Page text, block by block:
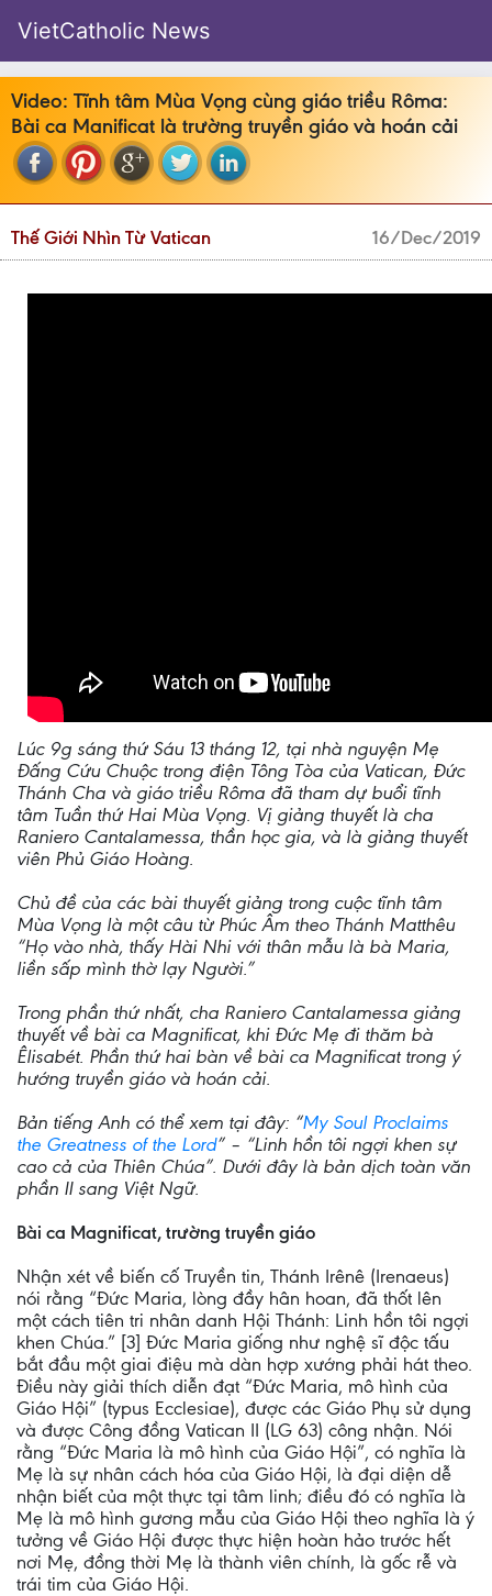
VietCatholic News
Video: Tĩnh tâm Mùa Vọng cùng giáo triều Rôma:
Bài ca Manificat là trường truyền giáo và hoán cải
Thế Giới Nhìn Từ Vatican 16/Dec/2019
Lúc 9g sáng thứ Sáu 13 tháng 12, tại nhà nguyện Mẹ
Đấng Cứu Chuộc trong điện Tông Tòa của Vatican, Đức
Thánh Cha và giáo triều Rôma đã tham dự buổi tĩnh
tâm Tuần thứ Hai Mùa Vọng. Vị giảng thuyết là cha
Raniero Cantalamessa, thần học gia, và là giảng thuyết
viên Phủ Giáo Hoàng.
Chủ đề của các bài thuyết giảng trong cuộc tĩnh tâm
Mùa Vọng là một câu từ Phúc Âm theo Thánh Matthêu
“Họ vào nhà, thấy Hài Nhi với thân mẫu là bà Maria,
liền sấp mình thờ lạy Người.”
Trong phần thứ nhất, cha Raniero Cantalamessa giảng
thuyết về bài ca Magnificat, khi Đức Mẹ đi thăm bà
Êlisabét. Phần thứ hai bàn về bài ca Magnificat trong ý
hướng truyền giáo và hoán cải.
Bản tiếng Anh có thể xem tại đây: “My Soul Proclaims
the Greatness of the Lord” – “Linh hồn tôi ngợi khen sự
cao cả của Thiên Chúa”. Dưới đây là bản dịch toàn văn
phần II sang Việt Ngữ.
Bài ca Magnificat, trường truyền giáo
Nhận xét về biến cố Truyền tin, Thánh Irênê (Irenaeus)
nói rằng “Đức Maria, lòng đầy hân hoan, đã thốt lên
một cách tiên tri nhân danh Hội Thánh: Linh hồn tôi ngợi
khen Chúa.” [3] Đức Maria giống như nghệ sĩ độc tấu
bắt đầu một giai điệu mà dàn hợp xướng phải hát theo.
Điều này giải thích diễn đạt “Đức Maria, mô hình của
Giáo Hội” (typus Ecclesiae), được các Giáo Phụ sử dụng
và được Công đồng Vatican II (LG 63) công nhận. Nói
rằng “Đức Maria là mô hình của Giáo Hội”, có nghĩa là
Mẹ là sự nhân cách hóa của Giáo Hội, là đại diện dễ
nhận biết của một thực tại tâm linh; điều đó có nghĩa là
Mẹ là mô hình gương mẫu của Giáo Hội theo nghĩa là ý
tưởng về Giáo Hội được thực hiện hoàn hảo trước hết
nơi Mẹ, đồng thời Mẹ là thành viên chính, là gốc rễ và
trái tim của Giáo Hội.